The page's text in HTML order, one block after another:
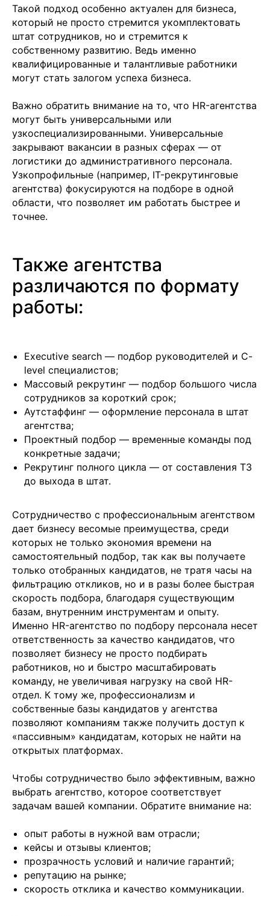
Такой подход особенно актуален для бизнеса,
который не просто стремится укомплектовать
штат сотрудников, но и стремится к
собственному развитию. Ведь именно
квалифицированные и талантливые работники
могут стать залогом успеха бизнеса.
Важно обратить внимание на то, что HR-агентства
могут быть универсальными или
узкоспециализированными. Универсальные
закрывают вакансии в разных сферах — от
логистики до административного персонала.
Узкопрофильные (например, IT-рекрутинговые
агентства) фокусируются на подборе в одной
области, что позволяет им работать быстрее и
точнее.
Также агентства
различаются по формату
работы:
Executive search — подбор руководителей и C-
level специалистов;
Массовый рекрутинг — подбор большого числа
сотрудников за короткий срок;
Аутстаффинг — оформление персонала в штат
агентства;
Проектный подбор — временные команды под
конкретные задачи;
Рекрутинг полного цикла — от составления ТЗ
до выхода в штат.
Сотрудничество с профессиональным агентством
дает бизнесу весомые преимущества, среди
которых не только экономия времени на
самостоятельный подбор, так как вы получаете
только отобранных кандидатов, не тратя часы на
фильтрацию откликов, но и в разы более быстрая
скорость подбора, благодаря существующим
базам, внутренним инструментам и опыту.
Именно HR-агентство по подбору персонала несет
ответственность за качество кандидатов, что
позволяет бизнесу не просто подбирать
работников, но и быстро масштабировать
команду, не увеличивая нагрузку на свой HR-
отдел. К тому же, профессионализм и
собственные базы кандидатов у агентства
позволяют компаниям также получить доступ к
«пассивным» кандидатам, которых не найти на
открытых платформах.
Чтобы сотрудничество было эффективным, важно
выбрать агентство, которое соответствует
задачам вашей компании. Обратите внимание на:
опыт работы в нужной вам отрасли;
кейсы и отзывы клиентов;
прозрачность условий и наличие гарантий;
репутацию на рынке;
скорость отклика и качество коммуникации.
Подобрать специалиста?
+7
Отправить заявку
Заполняя данную форму, вы даетеСогласие на
обработку Персональных данных
Политикой в отношении обработки персональных
Москва
м. Новые Черемушки, Бизнес центр
+7 499 380 89 20
info@it-atlas.ru